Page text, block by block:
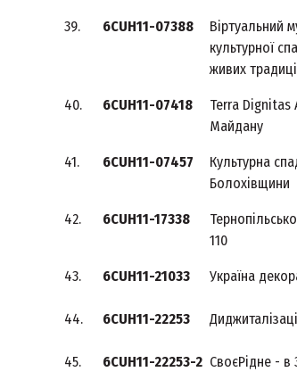
39. 6CUH11-07388
Віртуальний
культурної
живих
40. 6CUH11-07418
Terra Dignitas
Майдану
41. 6CUH11-07457
Культурна
Болохівщини
42. 6CUH11-17338
110
43. 6CUH11-21033 Україна
44. 6CUH11-22253
45. 6CUH11-22253-2 СвоєРідне - в